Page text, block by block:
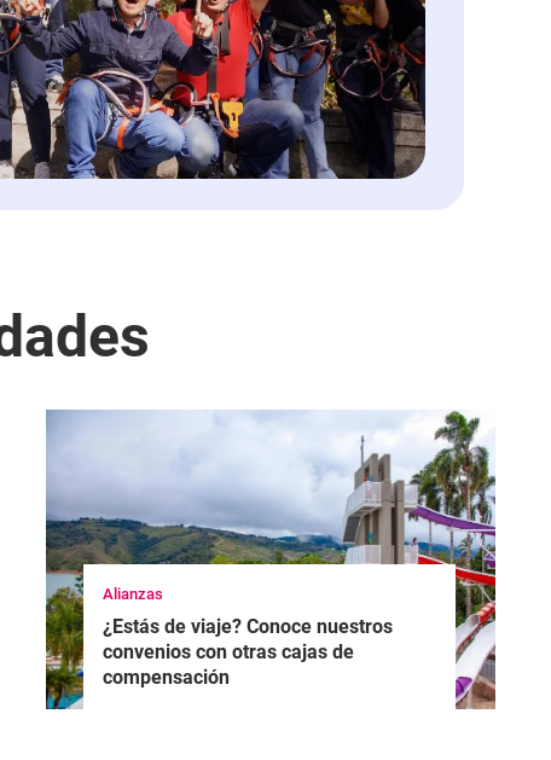
Alianzas
¿Estás de viaje? Conoce nuestros
convenios con otras cajas de
compensación